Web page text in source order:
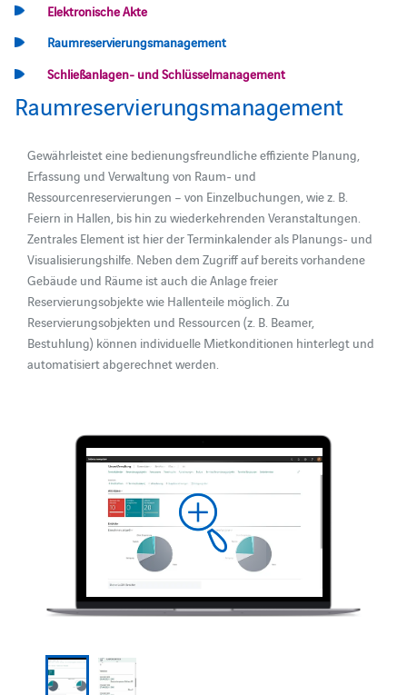
Elektronische Akte
Raumreservierungsmanagement
Schließanlagen- und Schlüsselmanagement
Raumreservierungsmanagement
Gewährleistet eine bedienungsfreundliche effiziente Planung,
Erfassung und Verwaltung von Raum- und
Ressourcenreservierungen – von Einzelbuchungen, wie z. B.
Feiern in Hallen, bis hin zu wiederkehrenden Veranstaltungen.
Zentrales Element ist hier der Terminkalender als Planungs- und
Visualisierungshilfe. Neben dem Zugriff auf bereits vorhandene
Gebäude und Räume ist auch die Anlage freier
Reservierungsobjekte wie Hallenteile möglich. Zu
Reservierungsobjekten und Ressourcen (z. B. Beamer,
Bestuhlung) können individuelle Mietkonditionen hinterlegt und
automatisiert abgerechnet werden.